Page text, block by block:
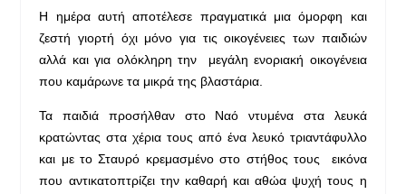
Η ημέρα αυτή αποτέλεσε πραγματικά μια όμορφη και
ζεστή γιορτή όχι μόνο για τις οικογένειες των παιδιών
αλλά και για ολόκληρη την μεγάλη ενοριακή οικογένεια
που καμάρωνε τα μικρά της βλαστάρια.
Τα παιδιά προσήλθαν στο Ναό ντυμένα στα λευκά
κρατώντας στα χέρια τους από ένα λευκό τριαντάφυλλο
και με το Σταυρό κρεμασμένο στο στήθος τους εικόνα
που αντικατοπτρίζει την καθαρή και αθώα ψυχή τους η